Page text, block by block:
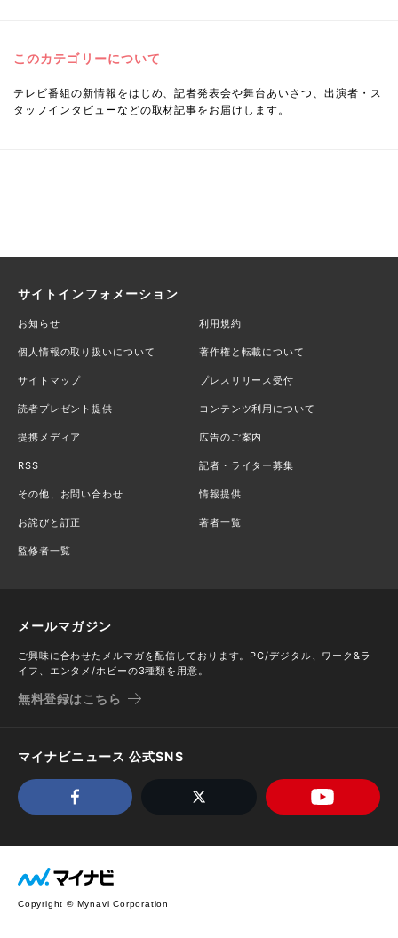
このカテゴリーについて
テレビ番組の新情報をはじめ、記者発表会や舞台あいさつ、出演者・ス
タッフインタビューなどの取材記事をお届けします。
サイトインフォメーション
お知らせ 利用規約
個人情報の取り扱いについて 著作権と転載について
サイトマップ プレスリリース受付
読者プレゼント提供 コンテンツ利用について
提携メディア 広告のご案内
RSS 記者・ライター募集
その他、お問い合わせ 情報提供
お詫びと訂正 著者一覧
監修者一覧
メールマガジン
ご興味に合わせたメルマガを配信しております。PC/デジタル、ワーク&ラ
イフ、エンタメ/ホビーの3種類を用意。
無料登録はこちら
マイナビニュース 公式SNS
Copyright © Mynavi Corporation